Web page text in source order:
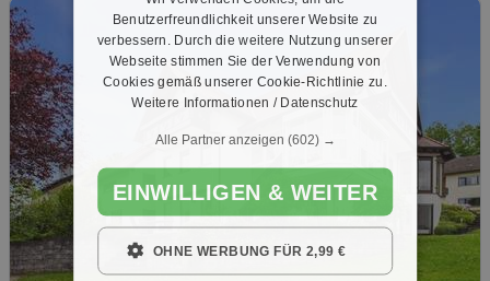
Benutzerfreundlichkeit unserer Website zu
verbessern. Durch die weitere Nutzung unserer
Webseite stimmen Sie der Verwendung von
Cookies gemäß unserer Cookie-Richtlinie zu.
Weitere Informationen / Datenschutz
Alle Partner anzeigen (602) →
EINWILLIGEN & WEITER
OHNE WERBUNG FÜR 2,99 €